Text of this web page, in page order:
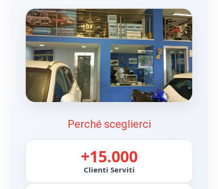
Perché sceglierci
+15.000
Clienti Serviti